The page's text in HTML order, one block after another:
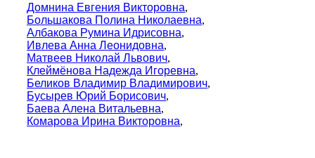
Домнина Евгения Викторовна,
Большакова Полина Николаевна,
Албакова Румина Идрисовна,
Ивлева Анна Леонидовна,
Матвеев Николай Львович,
Клеймёнова Надежда Игоревна,
Беликов Владимир Владимирович,
Бусырев Юрий Борисович,
Баева Алена Витальевна,
Комарова Ирина Викторовна,